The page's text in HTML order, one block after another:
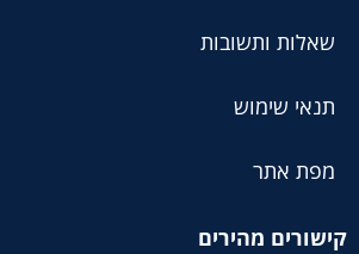
שאלות ותשובות
תנאי שימוש
מפת אתר
קישורים מהירים